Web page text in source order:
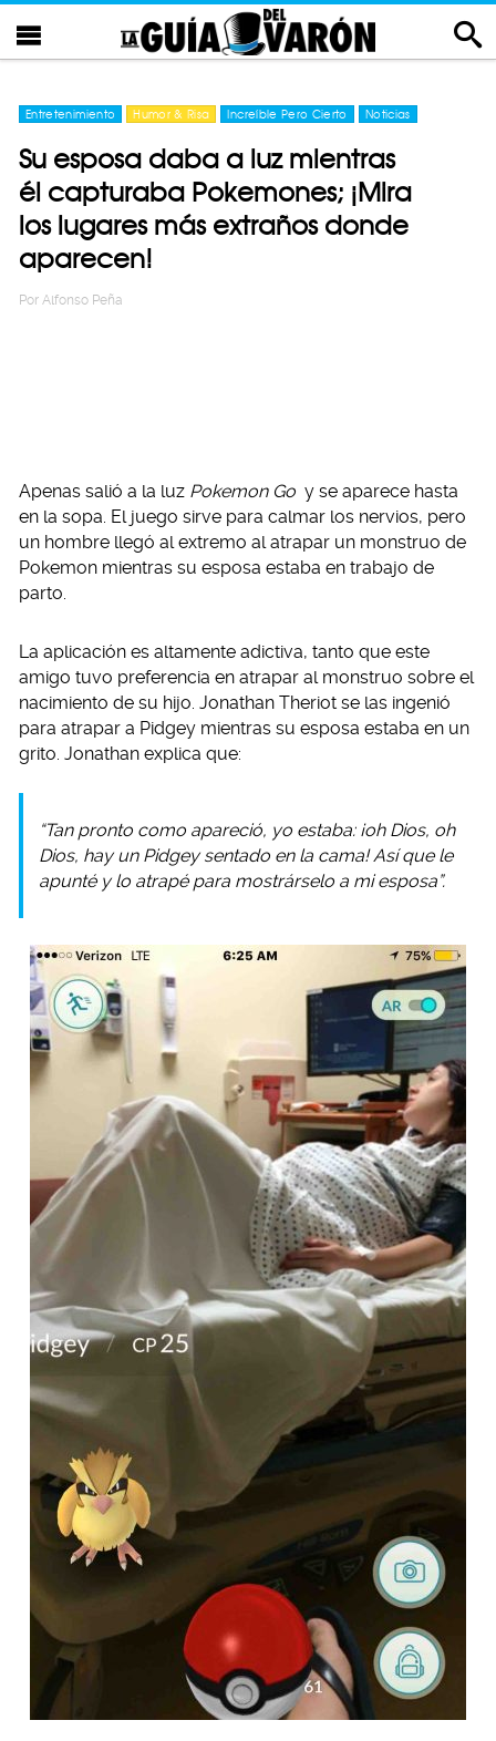
Entretenimiento Humor & Risa Increíble Pero Cierto Noticias
Su esposa daba a luz mientras
él capturaba Pokemones; ¡Mira
los lugares más extraños donde
aparecen!
Por Alfonso Peña
Apenas salió a la luz Pokemon Go y se aparece hasta
en la sopa. El juego sirve para calmar los nervios, pero
un hombre llegó al extremo al atrapar un monstruo de
Pokemon mientras su esposa estaba en trabajo de
parto.
La aplicación es altamente adictiva, tanto que este
amigo tuvo preferencia en atrapar al monstruo sobre el
nacimiento de su hijo. Jonathan Theriot se las ingenió
para atrapar a Pidgey mientras su esposa estaba en un
grito. Jonathan explica que:
“Tan pronto como apareció, yo estaba: ¡oh Dios, oh
Dios, hay un Pidgey sentado en la cama! Así que le
apunté y lo atrapé para mostrárselo a mi esposa”.